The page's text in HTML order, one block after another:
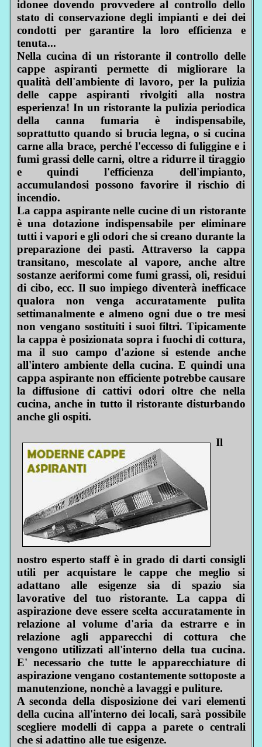
idonee dovendo provvedere al controllo dello
stato di conservazione degli impianti e dei dei
condotti per garantire la loro efficienza e
tenuta...
Nella cucina di un ristorante il controllo delle
cappe aspiranti permette di migliorare la
qualità dell'ambiente di lavoro, per la pulizia
delle cappe aspiranti rivolgiti alla nostra
esperienza! In un ristorante la pulizia periodica
della canna fumaria è indispensabile,
soprattutto quando si brucia legna, o si cucina
carne alla brace, perché l'eccesso di fuliggine e i
fumi grassi delle carni, oltre a ridurre il tiraggio
e quindi l'efficienza dell'impianto,
accumulandosi possono favorire il rischio di
incendio.
La cappa aspirante nelle cucine di un ristorante
è una dotazione indispensabile per eliminare
tutti i vapori e gli odori che si creano durante la
preparazione dei pasti. Attraverso la cappa
transitano, mescolate al vapore, anche altre
sostanze aeriformi come fumi grassi, oli, residui
di cibo, ecc. Il suo impiego diventerà inefficace
qualora non venga accuratamente pulita
settimanalmente e almeno ogni due o tre mesi
non vengano sostituiti i suoi filtri. Tipicamente
la cappa è posizionata sopra i fuochi di cottura,
ma il suo campo d'azione si estende anche
all'intero ambiente della cucina. E quindi una
cappa aspirante non efficiente potrebbe causare
la diffusione di cattivi odori oltre che nella
cucina, anche in tutto il ristorante disturbando
anche gli ospiti.
Il
nostro esperto staff è in grado di darti consigli
utili per acquistare le cappe che meglio si
adattano alle esigenze sia di spazio sia
lavorative del tuo ristorante. La cappa di
aspirazione deve essere scelta accuratamente in
relazione al volume d'aria da estrarre e in
relazione agli apparecchi di cottura che
vengono utilizzati all'interno della tua cucina.
E' necessario che tutte le apparecchiature di
aspirazione vengano costantemente sottoposte a
manutenzione, nonchè a lavaggi e puliture.
A seconda della disposizione dei vari elementi
della cucina all'interno dei locali, sarà possibile
scegliere modelli di cappa a parete o centrali
che si adattino alle tue esigenze.